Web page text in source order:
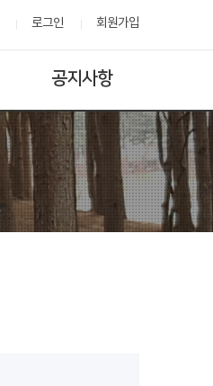
로그인 회원가입
공지사항